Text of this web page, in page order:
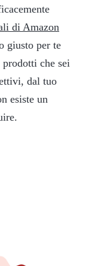
di Amazon
giusto per te
che sei
dal tuo
esiste un